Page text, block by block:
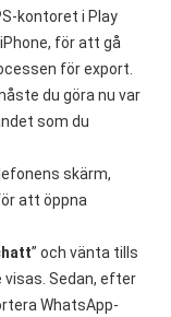
kontoret i Play
för att gå
för export.
du göra nu var
som du
skärm,
att öppna
” och vänta tills
Sedan, efter
WhatsApp-